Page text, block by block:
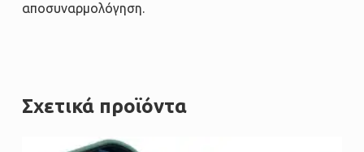
αποσυναρμολόγηση.
Σχετικά προϊόντα